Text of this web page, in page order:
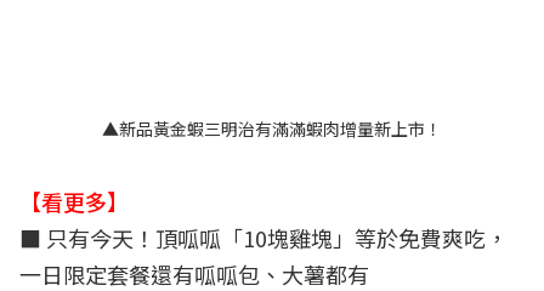
▲新品黃金蝦三明治有滿滿蝦肉增量新上市！
【看更多】
■ 只有今天！頂呱呱「10塊雞塊」等於免費爽吃，
一日限定套餐還有呱呱包、大薯都有